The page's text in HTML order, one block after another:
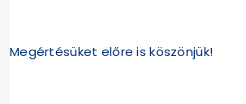
Megértésüket előre is köszönjük!